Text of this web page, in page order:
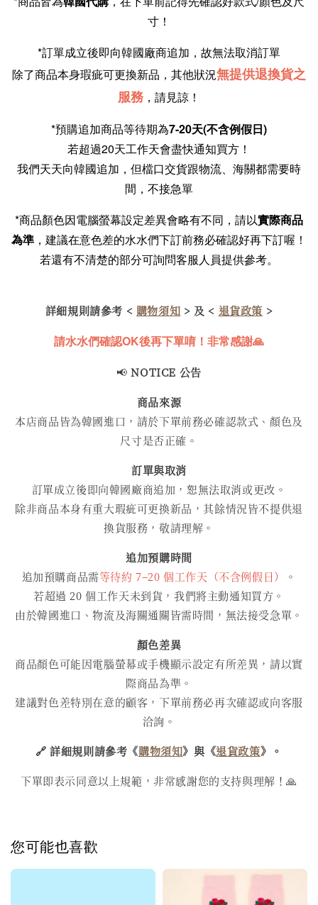
寸！
*訂單成立後即向韓國廠商追加，故無法取消訂單
除了商品本身瑕疵可更換新品，其他狀況無提供退換貨之
服務 ，請見諒！
*預購追加商品等待期為7-20天(不含例假日)
若超過20天工作天會盡快通知買方！
我們天天向韓國追加，但檔口交貨跟物流、海關都需要時
間，不接急單
*商品顏色因電腦螢幕設定差異會略有不同，請以實際商品
為準 ，建議在意色差的水水們下訂前務必確認好再下訂喔！
若還有不清楚的部分可詢問客服人員提供參考。
詳細規則請參考 < 購物須知 > 及 < 退貨政策 >
請水水們確認OK後再下單唷！非常感謝🙏
📢NOTICE 公告
商品來源
本店商品皆為韓國進口，請於下單前務必確認款式、顏色及
尺寸是否正確。
訂單與取消
訂單成立後即向韓國廠商追加，恕無法取消或更改。
除非商品本身有重大瑕疵可更換新品，其餘情況皆不提供退
換貨服務，敬請理解。
追加預購時間
追加預購商品需等待約 7–20 個工作天（不含例假日）
。
若超過 20 個工作天未到貨，我們將主動通知買方。
由於韓國進口、物流及海關通關皆需時間，無法接受急單。
顏色差異
商品顏色可能因電腦螢幕或手機顯示設定有所差異，請以實
際商品為準。
建議對色差特別在意的顧客，下單前務必再次確認或向客服
洽詢。
🔗 詳細規則請參考《購物須知》與《退貨政策》。
下單即表示同意以上規範，非常感謝您的支持與理解！🙏
您可能也喜歡